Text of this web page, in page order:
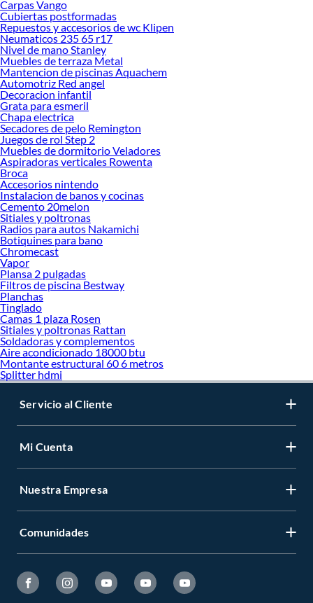
Carpas Vango
Cubiertas postformadas
Repuestos y accesorios de wc Klipen
Neumaticos 235 65 r17
Nivel de mano Stanley
Muebles de terraza Metal
Mantencion de piscinas Aquachem
Automotriz Red angel
Decoracion infantil
Grata para esmeril
Chapa electrica
Secadores de pelo Remington
Juegos de rol Step 2
Muebles de dormitorio Veladores
Aspiradoras verticales Rowenta
Broca
Accesorios nintendo
Instalacion de banos y cocinas
Cemento 20melon
Sitiales y poltronas
Radios para autos Nakamichi
Botiquines para bano
Chromecast
Vapor
Plansa 2 pulgadas
Filtros de piscina Bestway
Planchas
Tinglado
Camas 1 plaza Rosen
Sitiales y poltronas Rattan
Soldadoras y complementos
Aire acondicionado 18000 btu
Montante estructural 60 6 metros
Splitter hdmi
Servicio al Cliente
Mi Cuenta
Nuestra Empresa
Comunidades